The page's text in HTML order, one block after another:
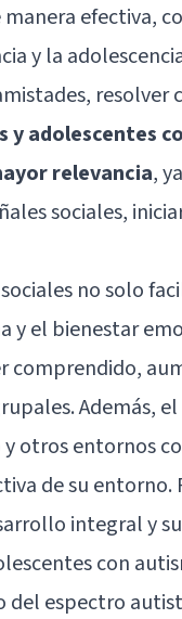
efectiva,
y la
resolver
y adolescentes
relevancia,
sociales,
no solo
el bienestar
comprendido,
Además,
otros entornos
de su
integral y
con
del espectro